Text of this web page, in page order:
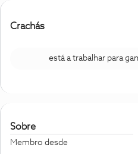
Crachás
está a trabalhar para
Sobre
Membro desde